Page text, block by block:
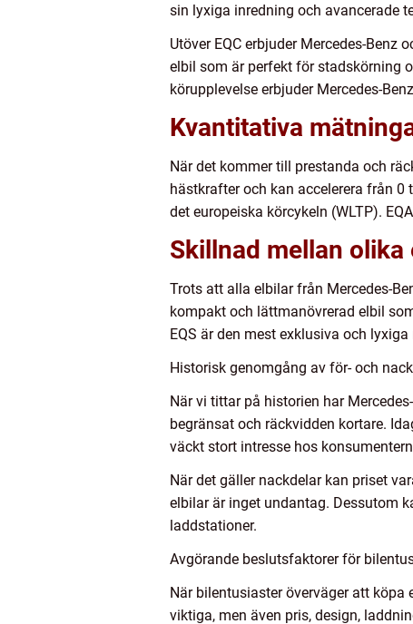
sin lyxiga inredning och avancerade
Utöver EQC erbjuder Mercedes-
elbil som är perfekt för stadskörning
körupplevelse erbjuder Mercedes-
Kvantitativa
När det kommer till prestanda och
hästkrafter och kan accelerera från
det europeiska körcykeln (WLTP).
Skillnad mellan
Trots att alla elbilar från Mercedes-
kompakt och lättmanövrerad elbil
EQS är den mest exklusiva och
Historisk genomgång av för- och
När vi tittar på historien har
begränsat och räckvidden kortare.
väckt stort intresse hos
När det gäller nackdelar kan priset
elbilar är inget undantag. Dessutom
laddstationer.
Avgörande beslutsfaktorer för
När bilentusiaster överväger att
viktiga, men även pris, design,